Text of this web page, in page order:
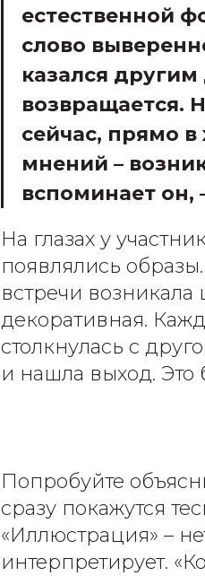
естественной
слово
казался
возвращается.
сейчас, прямо в
мнений –
вспоминает он,
На глазах у
появлялись
встречи возникала
декоративная.
столкнулась с
и нашла выход. Это
Попробуйте
сразу покажутся
«Иллюстрация» –
интерпретирует.